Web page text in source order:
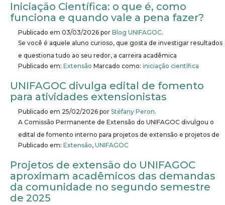
Iniciação Científica: o que é, como
funciona e quando vale a pena fazer?
Publicado em 03/03/2026 por Blog UNIFAGOC.
Se você é aquele aluno curioso, que gosta de investigar resultados
e questiona tudo ao seu redor, a carreira acadêmica
Publicado em: Extensão Marcado como: iniciação científica
UNIFAGOC divulga edital de fomento
para atividades extensionistas
Publicado em 25/02/2026 por Stéfany Peron.
A Comissão Permanente de Extensão do UNIFAGOC divulgou o
edital de fomento interno para projetos de extensão e projetos de
Publicado em: Extensão, UNIFAGOC
Projetos de extensão do UNIFAGOC
aproximam acadêmicos das demandas
da comunidade no segundo semestre
de 2025